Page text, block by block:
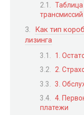
Таблица
трансмиссий
Как тип
лизинга
1.
2.
3.
4.
платежи